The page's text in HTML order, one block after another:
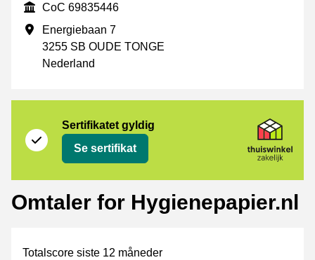
CoC
CoC 69835446
Forretningsadresse
Energiebaan 7
3255 SB OUDE TONGE
Nederland
Sertifikatet gyldig
Se sertifikat
Omtaler for Hygienepapier.nl
Totalscore siste 12 måneder